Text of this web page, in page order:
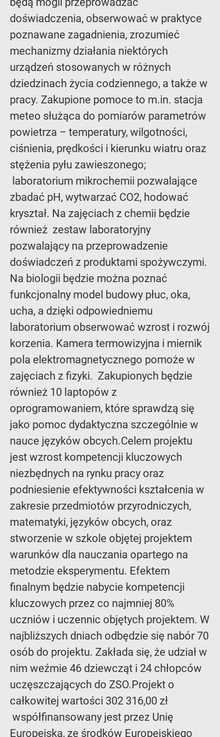
doświadczenia, obserwować w praktyce
poznawane zagadnienia, zrozumieć
mechanizmy działania niektórych
urządzeń stosowanych w różnych
dziedzinach życia codziennego, a także w
pracy. Zakupione pomoce to m.in. stacja
meteo służąca do pomiarów parametrów
powietrza – temperatury, wilgotności,
ciśnienia, prędkości i kierunku wiatru oraz
stężenia pyłu zawieszonego;
laboratorium mikrochemii pozwalające
zbadać pH, wytwarzać CO2, hodować
kryształ. Na zajęciach z chemii będzie
również zestaw laboratoryjny
pozwalający na przeprowadzenie
doświadczeń z produktami spożywczymi.
Na biologii będzie można poznać
funkcjonalny model budowy płuc, oka,
ucha, a dzięki odpowiedniemu
laboratorium obserwować wzrost i rozwój
korzenia. Kamera termowizyjna i miernik
pola elektromagnetycznego pomoże w
zajęciach z fizyki. Zakupionych będzie
również 10 laptopów z
oprogramowaniem, które sprawdzą się
jako pomoc dydaktyczna szczególnie w
nauce języków obcych.Celem projektu
jest wzrost kompetencji kluczowych
niezbędnych na rynku pracy oraz
podniesienie efektywności kształcenia w
zakresie przedmiotów przyrodniczych,
matematyki, języków obcych, oraz
stworzenie w szkole objętej projektem
warunków dla nauczania opartego na
metodzie eksperymentu. Efektem
finalnym będzie nabycie kompetencji
kluczowych przez co najmniej 80%
uczniów i uczennic objętych projektem. W
najbliższych dniach odbędzie się nabór 70
osób do projektu. Zakłada się, że udział w
nim weźmie 46 dziewcząt i 24 chłopców
uczęszczających do ZSO.Projekt o
całkowitej wartości 302 316,00 zł
współfinansowany jest przez Unię
Europejską, ze środków Europejskiego